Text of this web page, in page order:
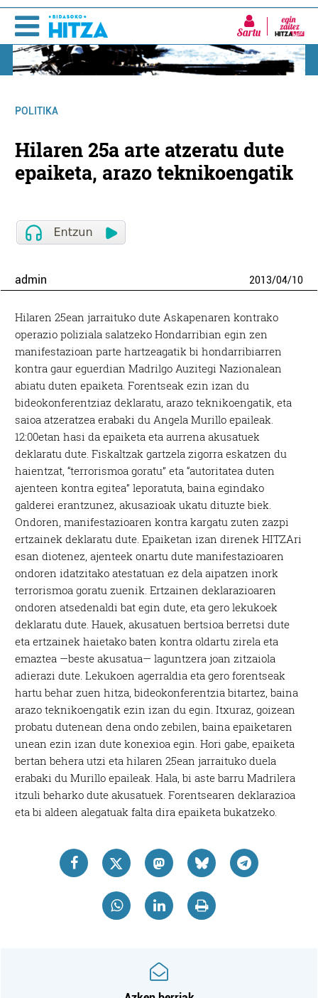
Sartu
POLITIKA
Hilaren 25a arte atzeratu dute
epaiketa, arazo teknikoengatik
admin 2013/04/10
Hilaren 25ean jarraituko dute Askapenaren kontrako
operazio poliziala salatzeko Hondarribian egin zen
manifestazioan parte hartzeagatik bi hondarribiarren
kontra gaur eguerdian Madrilgo Auzitegi Nazionalean
abiatu duten epaiketa. Forentseak ezin izan du
bideokonferentziaz deklaratu, arazo teknikoengatik, eta
saioa atzeratzea erabaki du Angela Murillo epaileak.
12:00etan hasi da epaiketa eta aurrena akusatuek
deklaratu dute. Fiskaltzak gartzela zigorra eskatzen du
haientzat, “terrorismoa goratu” eta “autoritatea duten
ajenteen kontra egitea” leporatuta, baina egindako
galderei erantzunez, akusazioak ukatu dituzte biek.
Ondoren, manifestazioaren kontra kargatu zuten zazpi
ertzainek deklaratu dute. Epaiketan izan direnek HITZAri
esan diotenez, ajenteek onartu dute manifestazioaren
ondoren idatzitako atestatuan ez dela aipatzen inork
terrorismoa goratu zuenik. Ertzainen deklarazioaren
ondoren atsedenaldi bat egin dute, eta gero lekukoek
deklaratu dute. Hauek, akusatuen bertsioa berretsi dute
eta ertzainek haietako baten kontra oldartu zirela eta
emaztea —beste akusatua— laguntzera joan zitzaiola
adierazi dute. Lekukoen agerraldia eta gero forentseak
hartu behar zuen hitza, bideokonferentzia bitartez, baina
arazo teknikoengatik ezin izan du egin. Itxuraz, goizean
probatu dutenean dena ondo zebilen, baina epaiketaren
unean ezin izan dute konexioa egin. Hori gabe, epaiketa
bertan behera utzi eta hilaren 25ean jarraituko duela
erabaki du Murillo epaileak. Hala, bi aste barru Madrilera
itzuli beharko dute akusatuek. Forentsearen deklarazioa
eta bi aldeen alegatuak falta dira epaiketa bukatzeko.